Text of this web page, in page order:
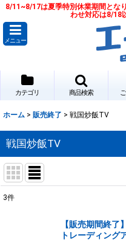
8/11~8/17は夏季特別休業期間とな
わせ対応は8/18
メニュー
カテゴリ 商品検索
ホーム > 販売終了 > 戦国炒飯TV
戦国炒飯TV
3件
【販売期間終
トレーディング